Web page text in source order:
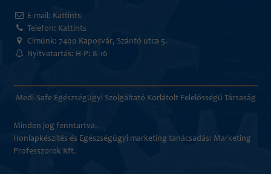
E-mail: Kattints
Telefon: Kattints
Címünk: 7400 Kaposvár, Szántó utca 5.
Nyitvatartás: H-P: 8-16
Medi-Safe Egészségügyi Szolgáltató Korlátolt Felelősségű Társaság
Minden jog fenntartva.
Honlapkészítés és Egészségügyi marketing tanácsadás: Marketing
Professzorok Kft.